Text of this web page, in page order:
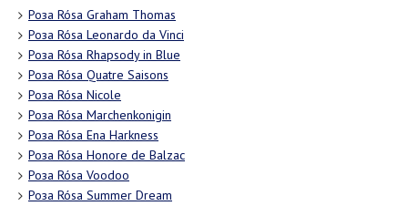
Роза Rósa Graham Thomas
Роза Rósa Leonardo da Vinci
Роза Rósa Rhapsody in Blue
Роза Rósa Quatre Saisons
Роза Rósa Nicole
Роза Rósa Marchenkonigin
Роза Rósa Ena Harkness
Роза Rósa Honore de Balzac
Роза Rósa Voodoo
Роза Rósa Summer Dream